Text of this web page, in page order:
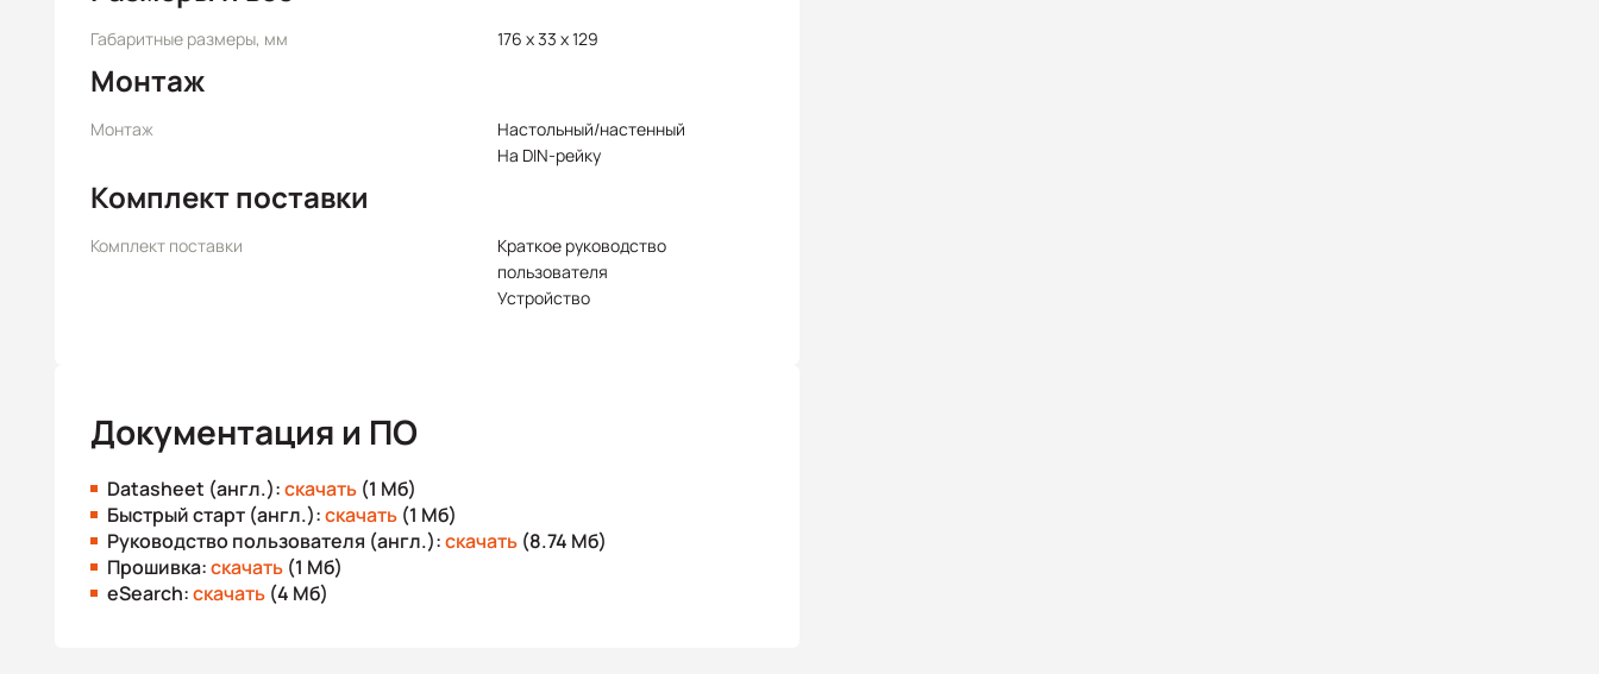
Габаритные размеры, мм 176 x 33 x 129
Монтаж
Монтаж
Настольный/настенный
На DIN-рейку
Комплект поставки
Комплект поставки
Краткое руководство
пользователя
Устройство
Документация и ПО
Datasheet (англ.):скачать (1 Мб)
Быстрый старт (англ.):скачать (1 Мб)
Руководство пользователя (англ.):скачать (8.74 Мб)
Прошивка:скачать (1 Мб)
eSearch:скачать (4 Мб)